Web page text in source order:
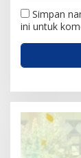
Simpan
ini untuk